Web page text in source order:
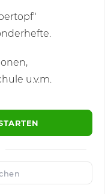
u.v.m.
Speichern